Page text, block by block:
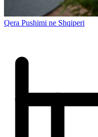
Qera Pushimi ne Shqiperi